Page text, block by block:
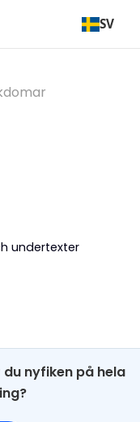
SV
undertexter
nyfiken på hela